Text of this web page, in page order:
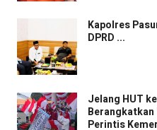
Kapolres
DPRD ...
Jelang HUT
Berangkatkan
Perintis